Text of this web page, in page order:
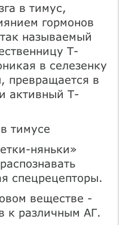
в тимус,
гормонов
называемый
Т-
в селезенку
превращается в
активный Т-
тимусе
няньки»
спец­рецепторы.
веществе -
к различным АГ.